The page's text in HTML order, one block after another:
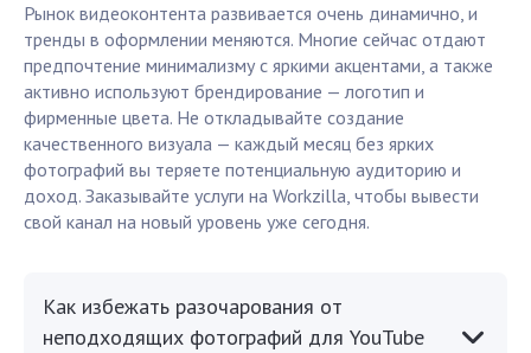
Рынок видеоконтента развивается очень динамично, и
тренды в оформлении меняются. Многие сейчас отдают
предпочтение минимализму с яркими акцентами, а также
активно используют брендирование — логотип и
фирменные цвета. Не откладывайте создание
качественного визуала — каждый месяц без ярких
фотографий вы теряете потенциальную аудиторию и
доход. Заказывайте услуги на Workzilla, чтобы вывести
свой канал на новый уровень уже сегодня.
Как избежать разочарования от
неподходящих фотографий для YouTube